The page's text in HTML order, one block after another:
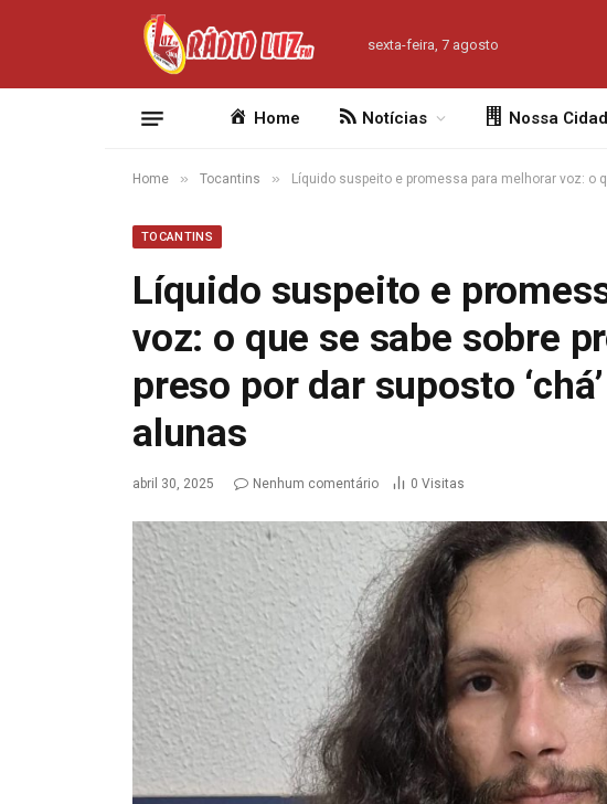
sexta-feira, 7 agosto
Home Notícias Nossa
Home » Tocantins » Líquido suspeito e promessa para melhorar voz: o
TOCANTINS
Líquido suspeito e
voz: o que se sabe sobre
preso por dar suposto
alunas
abril 30, 2025 Nenhum comentário 0 Visitas